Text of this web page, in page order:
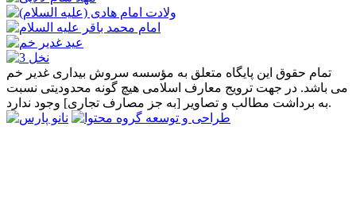
تمام حقوق این پایگاه متعلق به مؤسسه سروش بیداری غدیر خم
می باشد. در جهت ترویج معارف اسلامی هیچ گونه محدودیتی نسبت
به برداشت مطالب و تصاویر [به جز مصارف تجاری] وجود ندارد.